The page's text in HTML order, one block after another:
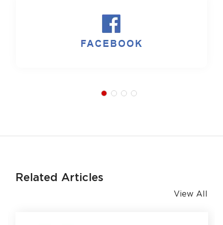
Related Articles
View All